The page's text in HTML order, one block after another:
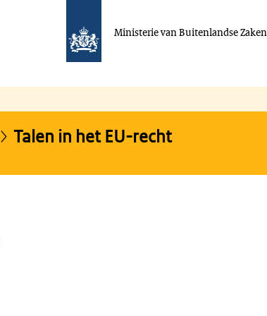
Ministerie van Buitenlandse Zaken
Talen in het EU-recht